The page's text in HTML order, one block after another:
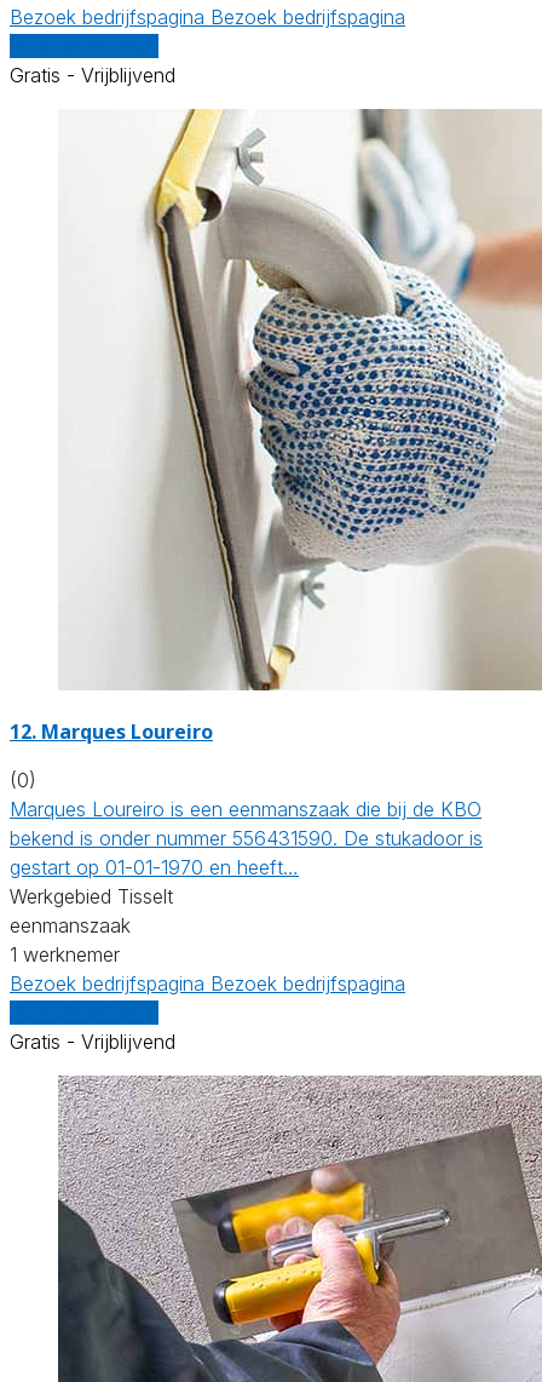
Bezoek bedrijfspagina Bezoek bedrijfspagina
Gratis - Vrijblijvend
12. Marques Loureiro
(0)
Marques Loureiro is een eenmanszaak die bij de KBO
bekend is onder nummer 556431590. De stukadoor is
gestart op 01-01-1970 en heeft…
Werkgebied Tisselt
eenmanszaak
1 werknemer
Bezoek bedrijfspagina Bezoek bedrijfspagina
Gratis - Vrijblijvend